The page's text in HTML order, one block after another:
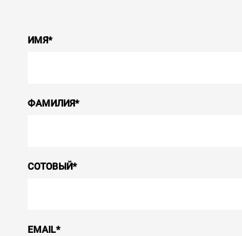
ИМЯ*
ФАМИЛИЯ*
СОТОВЫЙ*
EMAIL*